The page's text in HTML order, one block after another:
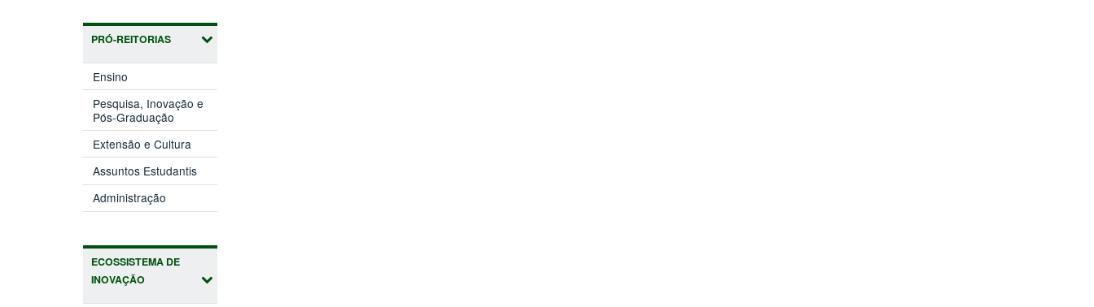
PRÓ-REITORIAS
Ensino
em
nova
janela)
Pesquisa, Inovação e
Pós-Graduação (abre
em
nova
janela)
Extensão e Cultura
em
nova
janela)
Assuntos Estudantis(abre
em
janela)
Administração
em
ECOSSISTEMA DE
INOVAÇÃO